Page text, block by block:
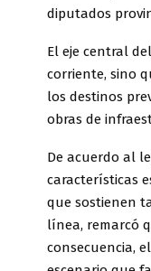
diputados
El eje central
corriente, sino
los destinos
obras de
De acuerdo al
características
que sostienen
línea, remarcó
consecuencia,